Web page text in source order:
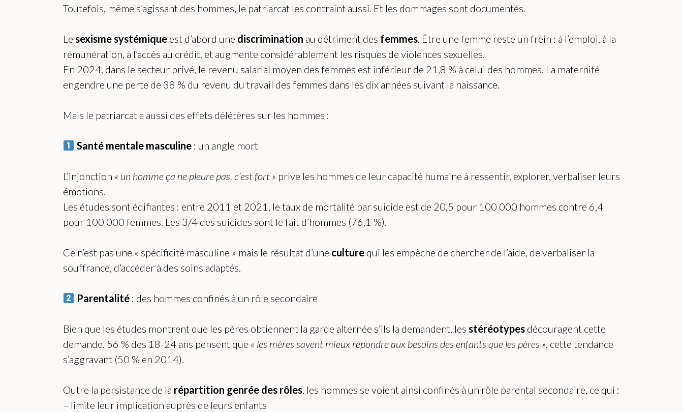
Toutefois, même s’agissant des hommes, le patriarcat les contraint aussi. Et les dommages sont documentés.
Le sexisme systémique est d’abord une discrimination au détriment des femmes. Être une femme reste un frein : à l’emploi, à la
rémunération, à l’accès au crédit, et augmente considérablement les risques de violences sexuelles.
En 2024, dans le secteur privé, le revenu salarial moyen des femmes est inférieur de 21,8 % à celui des hommes. La maternité
engendre une perte de 38 % du revenu du travail des femmes dans les dix années suivant la naissance.
Mais le patriarcat a aussi des effets délétères sur les hommes :
Santé mentale masculine: un angle mort
L’injonction « un homme ça ne pleure pas, c’est fort » prive les hommes de leur capacité humaine à ressentir, explorer, verbaliser leurs
émotions.
Les études sont édifiantes : entre 2011 et 2021, le taux de mortalité par suicide est de 20,5 pour 100 000 hommes contre 6,4
pour 100 000 femmes. Les 3/4 des suicides sont le fait d’hommes (76,1 %).
Ce n’est pas une « spécificité masculine » mais le résultat d’une culture qui les empêche de chercher de l’aide, de verbaliser la
souffrance, d’accéder à des soins adaptés.
Parentalité: des hommes confinés à un rôle secondaire
Bien que les études montrent que les pères obtiennent la garde alternée s’ils la demandent, les stéréotypes découragent cette
demande. 56 % des 18-24 ans pensent que « les mères savent mieux répondre aux besoins des enfants que les pères », cette tendance
s’aggravant (50 % en 2014).
Outre la persistance de la répartition genrée des rôles, les hommes se voient ainsi confinés à un rôle parental secondaire, ce qui :
– limite leur implication auprès de leurs enfants